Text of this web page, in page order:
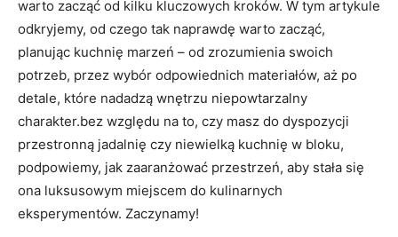
warto zacząć ⁢od kilku kluczowych kroków. W tym artykule
odkryjemy, od czego tak naprawdę warto zacząć,
planując kuchnię marzeń – od zrozumienia swoich
potrzeb, przez wybór​ odpowiednich materiałów, aż po
detale, które ‍nadadzą wnętrzu niepowtarzalny
charakter.bez względu na to, czy masz do dyspozycji
przestronną jadalnię czy niewielką kuchnię w bloku,
podpowiemy, jak zaaranżować przestrzeń, aby stała się
ona luksusowym miejscem ‍do kulinarnych
eksperymentów. Zaczynamy!